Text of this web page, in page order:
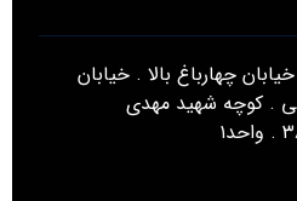
چهارباغ بالا . خیابان
. کوچه شهید مهدی